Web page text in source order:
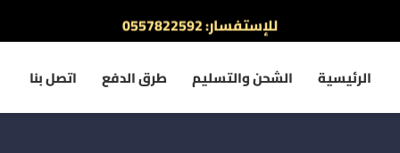
للإستفسار: 0557822592
الرئيسية الشحن والتسليم طرق الدفع اتصل بنا